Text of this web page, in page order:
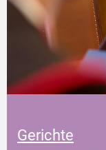
Gerichte